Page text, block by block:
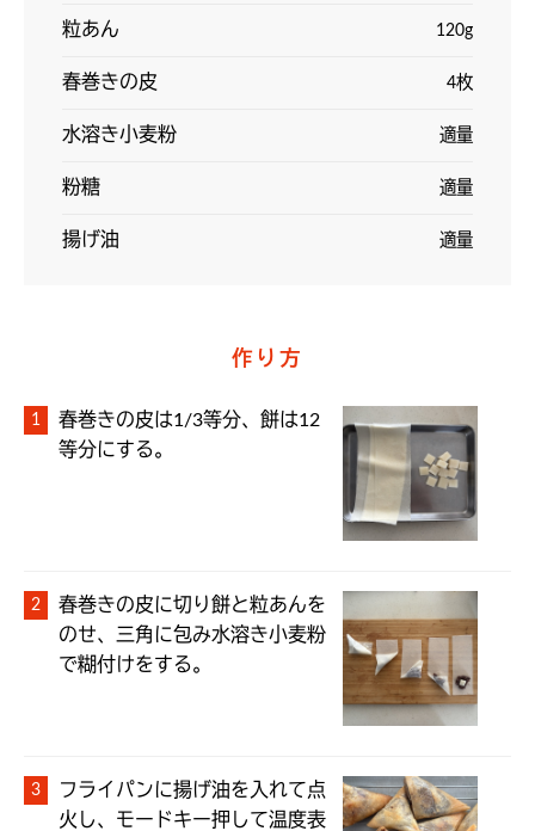
粒あん 120g
春巻きの皮 4枚
水溶き小麦粉 適量
粉糖 適量
揚げ油 適量
作り方
春巻きの皮は1/3等分、餅は12
等分にする。
春巻きの皮に切り餅と粒あんを
のせ、三角に包み水溶き小麦粉
で糊付けをする。
フライパンに揚げ油を入れて点
火し、モードキー押して温度表